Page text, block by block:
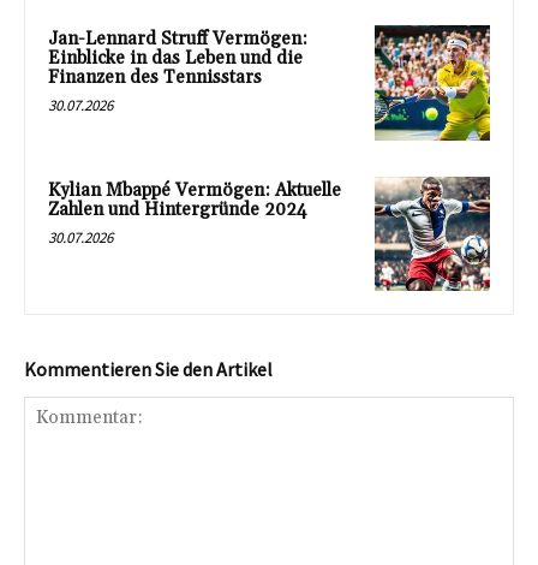
Jan-Lennard Struff Vermögen:
Einblicke in das Leben und die
Finanzen des Tennisstars
30.07.2026
Kylian Mbappé Vermögen: Aktuelle
Zahlen und Hintergründe 2024
30.07.2026
Kommentieren Sie den Artikel